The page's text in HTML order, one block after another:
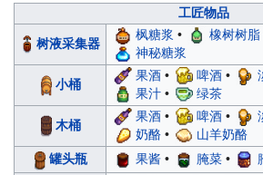
工匠物品
树液采集器
枫糖浆 • 橡树树脂
神秘糖浆
小桶
果酒• 啤酒•
果汁• 绿茶
木桶
果酒• 啤酒•
奶酪•
山羊奶酪
罐头瓶
果酱• 腌菜•